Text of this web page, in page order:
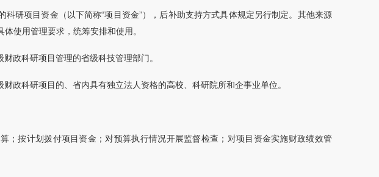
研项目资金（以下简称“项目资金”），后补助支持方式具体规定另行制定。其他来源
使用管理要求，统筹安排和使用。
政科研项目管理的省级科技管理部门。
政科研项目的、省内具有独立法人资格的高校、科研院所和企事业单位。
；按计划拨付项目资金；对预算执行情况开展监督检查；对项目资金实施财政绩效管